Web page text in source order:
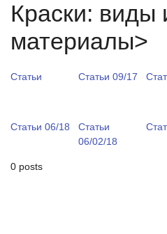
Краски: виды
материалы>
Статьи Статьи 09/17
Статьи 06/18
Статьи
06/02/18
0 posts